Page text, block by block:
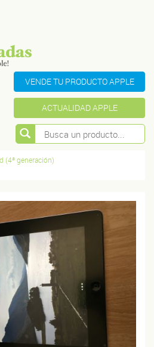
VENDE TU PRODUCTO APPLE
ACTUALIDAD APPLE
(4ª generación)